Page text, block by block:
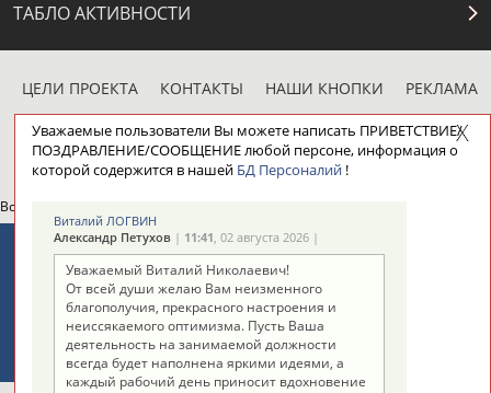
ТАБЛО АКТИВНОСТИ
ЦЕЛИ ПРОЕКТА КОНТАКТЫ НАШИ КНОПКИ РЕКЛАМА
Вопросы сотрудничества и совместной деятельности
Стадион, 1998-2026
Разработка и поддержка ООО НАИТ «Стадион»
Адресов в новостной рассылке: 996
Подпишись
Уважаемые пользователи Вы можете написать ПРИВЕТСТВИЕ/
ПОЗДРАВЛЕНИЕ/СООБЩЕНИЕ любой персоне, информация о
которой содержится в нашей БД Персоналий!
Виталий ЛОГВИН
Александр Петухов| 11:41, 02 августа 2026 |
Уважаемый Виталий Николаевич!
От всей души желаю Вам неизменного
благополучия, прекрасного настроения и
неиссякаемого оптимизма. Пусть Ваша
деятельность на занимаемой должности
всегда будет наполнена яркими идеями, а
каждый рабочий день приносит вдохновение